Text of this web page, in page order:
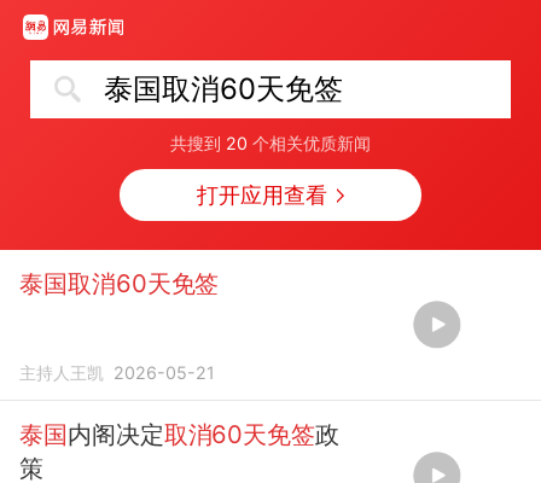
泰国取消60天免签
共搜到 20 个相关优质新闻
打开应用查看
泰国取消60天免签
主持人王凯 2026-05-21
泰国内阁决定取消60天免签政
策